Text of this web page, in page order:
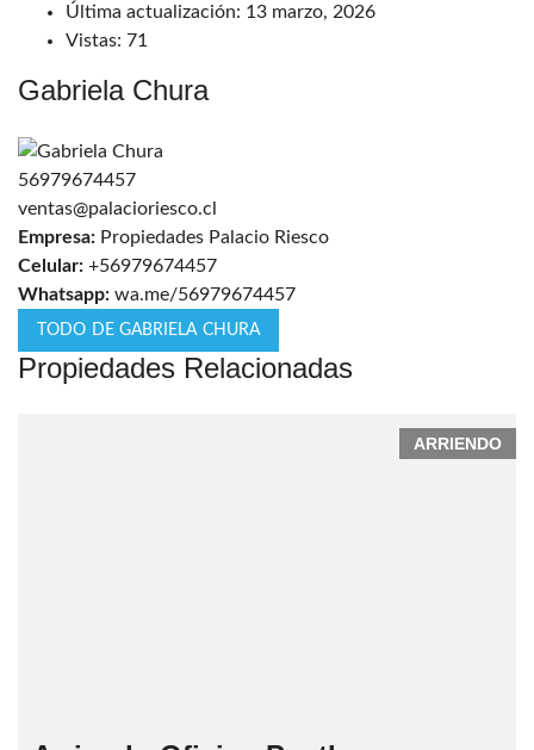
Última actualización: 13 marzo, 2026
Vistas: 71
Gabriela Chura
56979674457
ventas@palacioriesco.cl
Empresa: Propiedades Palacio Riesco
Celular: +56979674457
Whatsapp: wa.me/56979674457
TODO DE GABRIELA CHURA
Propiedades Relacionadas
ARRIENDO